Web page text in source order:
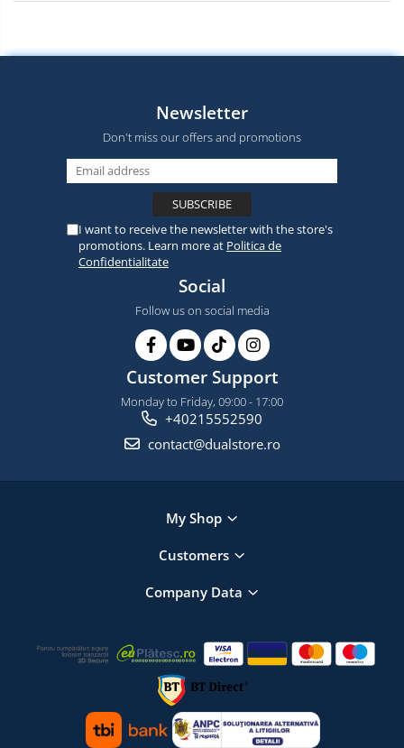
Newsletter
Don't miss our offers and promotions
I want to receive the newsletter with the store's
promotions. Learn more at Politica de
Confidentialitate
Social
Follow us on social media
Customer Support
Monday to Friday, 09:00 - 17:00
+40215552590
contact@dualstore.ro
My Shop
Customers
Company Data